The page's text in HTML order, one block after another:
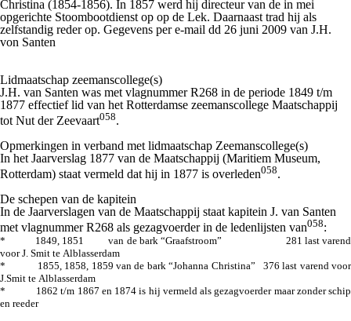
Christina (1854-1856). In 1857 werd hij directeur van de in mei
opgerichte Stoombootdienst op op de Lek. Daarnaast trad hij als
zelfstandig reder op. Gegevens per e-mail dd 26 juni 2009 van J.H.
von Santen
Lidmaatschap zeemanscollege(s)
J.H. van Santen was met vlagnummer R268 in de periode 1849 t/m
1877 effectief lid van het Rotterdamse zeemanscollege Maatschappij
tot Nut der Zeevaart058.
Opmerkingen in verband met lidmaatschap Zeemanscollege(s)
In het Jaarverslag 1877 van de Maatschappij (Maritiem Museum,
Rotterdam) staat vermeld dat hij in 1877 is overleden058.
De schepen van de kapitein
In de Jaarverslagen van de Maatschappij staat kapitein J. van Santen
met vlagnummer R268 als gezagvoerder in de ledenlijsten van058:
* 1849, 1851 van de bark “Graafstroom” 281 last varend
voor J. Smit te Alblasserdam
* 1855, 1858, 1859 van de bark “Johanna Christina” 376 last varend voor
J.Smit te Alblasserdam
* 1862 t/m 1867 en 1874 is hij vermeld als gezagvoerder maar zonder schip
en reeder